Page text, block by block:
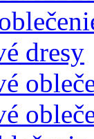
dresy